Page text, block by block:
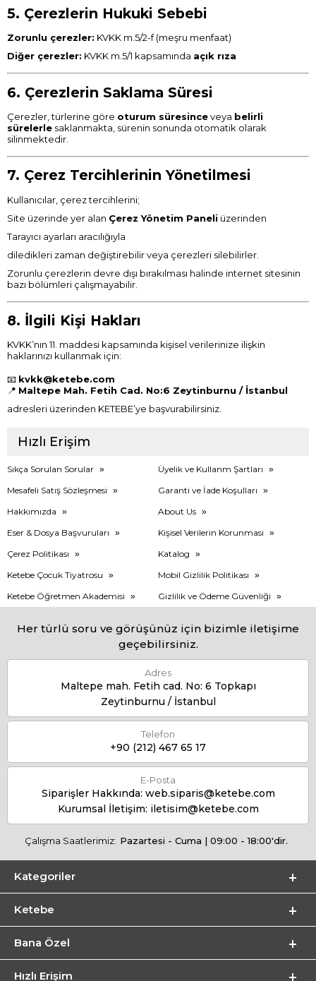
5. Çerezlerin Hukuki Sebebi
Zorunlu çerezler: KVKK m.5/2-f (meşru menfaat)
Diğer çerezler: KVKK m.5/1 kapsamında açık rıza
6. Çerezlerin Saklama Süresi
Çerezler, türlerine göre oturum süresinceveya belirli
sürelerle saklanmakta, sürenin sonunda otomatik olarak
silinmektedir.
7. Çerez Tercihlerinin Yönetilmesi
Kullanıcılar, çerez tercihlerini;
Site üzerinde yer alan Çerez Yönetim Paneli üzerinden
Tarayıcı ayarları aracılığıyla
diledikleri zaman değiştirebilir veya çerezleri silebilirler.
Zorunlu çerezlerin devre dışı bırakılması halinde internet sitesinin
bazı bölümleri çalışmayabilir.
8. İlgili Kişi Hakları
KVKK’nın 11. maddesi kapsamında kişisel verilerinize ilişkin
haklarınızı kullanmak için:
📧 kvkk@ketebe.com
📍 Maltepe Mah. Fetih Cad. No:6 Zeytinburnu / İstanbul
adresleri üzerinden KETEBE’ye başvurabilirsiniz.
Hızlı Erişim
Sıkça Sorulan Sorular
Üyelik ve Kullanm Şartları
Mesafeli Satış Sözleşmesi
Garanti ve İade Koşulları
Hakkımızda
About Us
Eser & Dosya Başvuruları
Kişisel Verilerin Korunması
Çerez Politikası
Katalog
Ketebe Çocuk Tiyatrosu
Mobil Gizlilik Politikası
Ketebe Öğretmen Akademisi
Gizlilik ve Ödeme Güvenliği
Her türlü soru ve görüşünüz için bizimle iletişime
geçebilirsiniz.
Adres
Maltepe mah. Fetih cad. No: 6 Topkapı
Zeytinburnu / İstanbul
Telefon
+90 (212) 467 65 17
E-Posta
Siparişler Hakkında: web.siparis@ketebe.com
Kurumsal İletişim: iletisim@ketebe.com
Çalışma Saatlerimiz: Pazartesi - Cuma | 09:00 - 18:00'dir.
Kategoriler
Ketebe
Bana Özel
Hızlı Erişim